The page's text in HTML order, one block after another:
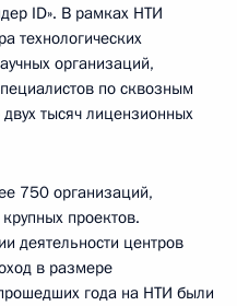
ID». В рамках НТИ
технологических
организаций,
по сквозным
тысяч лицензионных
750 организаций,
проектов.
деятельности центров
в размере
года на НТИ были